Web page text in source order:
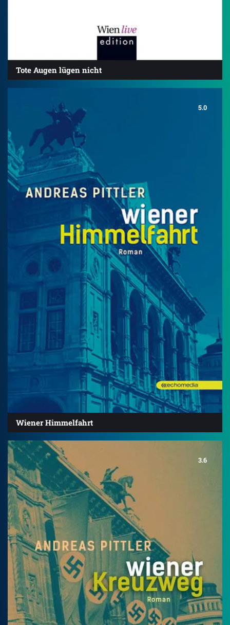
Tote Augen lügen nicht
5.0
Wiener Himmelfahrt
3.6